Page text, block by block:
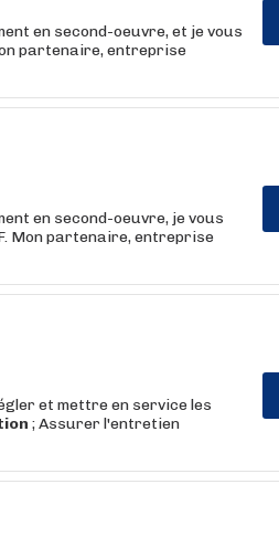
en second-oeuvre, et je vous
partenaire, entreprise
en second-oeuvre, je vous
Mon partenaire, entreprise
et mettre en service les
; Assurer l'entretien